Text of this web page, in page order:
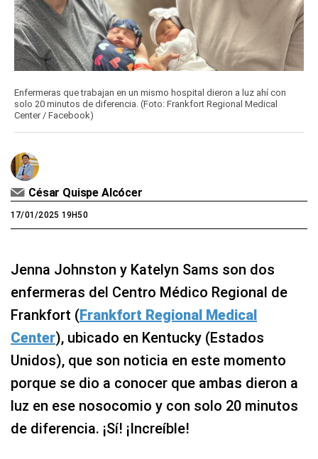
Enfermeras que trabajan en un mismo hospital dieron a luz ahí con
solo 20 minutos de diferencia. (Foto: Frankfort Regional Medical
Center / Facebook)
César Quispe Alcócer
17/01/2025 19H50
Jenna Johnston y Katelyn Sams son dos
enfermeras del Centro Médico Regional de
Frankfort (Frankfort Regional Medical
Center), ubicado en Kentucky (Estados
Unidos), que son noticia en este momento
porque se dio a conocer que ambas dieron a
luz en ese nosocomio y con solo 20 minutos
de diferencia. ¡Sí! ¡Increíble!